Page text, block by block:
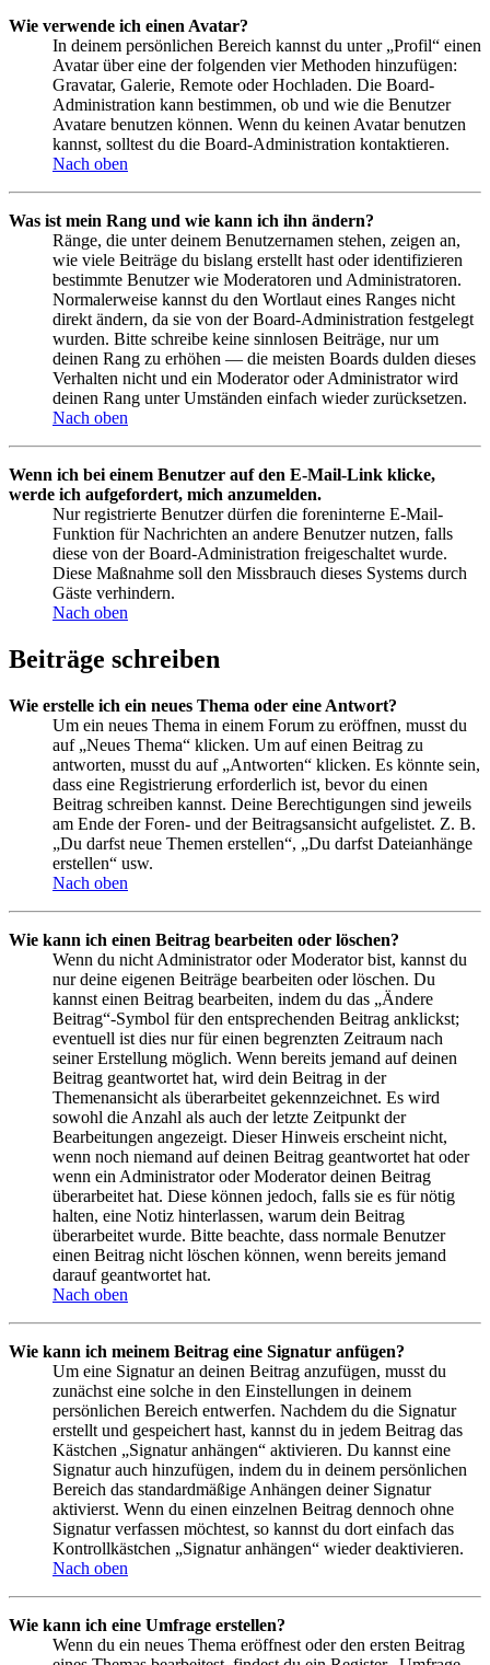
Wie verwende ich einen Avatar?
In deinem persönlichen Bereich kannst du unter „Profil“ einen
Avatar über eine der folgenden vier Methoden hinzufügen:
Gravatar, Galerie, Remote oder Hochladen. Die Board-
Administration kann bestimmen, ob und wie die Benutzer
Avatare benutzen können. Wenn du keinen Avatar benutzen
kannst, solltest du die Board-Administration kontaktieren.
Nach oben
Was ist mein Rang und wie kann ich ihn ändern?
Ränge, die unter deinem Benutzernamen stehen, zeigen an,
wie viele Beiträge du bislang erstellt hast oder identifizieren
bestimmte Benutzer wie Moderatoren und Administratoren.
Normalerweise kannst du den Wortlaut eines Ranges nicht
direkt ändern, da sie von der Board-Administration festgelegt
wurden. Bitte schreibe keine sinnlosen Beiträge, nur um
deinen Rang zu erhöhen — die meisten Boards dulden dieses
Verhalten nicht und ein Moderator oder Administrator wird
deinen Rang unter Umständen einfach wieder zurücksetzen.
Nach oben
Wenn ich bei einem Benutzer auf den E-Mail-Link klicke,
werde ich aufgefordert, mich anzumelden.
Nur registrierte Benutzer dürfen die foreninterne E-Mail-
Funktion für Nachrichten an andere Benutzer nutzen, falls
diese von der Board-Administration freigeschaltet wurde.
Diese Maßnahme soll den Missbrauch dieses Systems durch
Gäste verhindern.
Nach oben
Beiträge schreiben
Wie erstelle ich ein neues Thema oder eine Antwort?
Um ein neues Thema in einem Forum zu eröffnen, musst du
auf „Neues Thema“ klicken. Um auf einen Beitrag zu
antworten, musst du auf „Antworten“ klicken. Es könnte sein,
dass eine Registrierung erforderlich ist, bevor du einen
Beitrag schreiben kannst. Deine Berechtigungen sind jeweils
am Ende der Foren- und der Beitragsansicht aufgelistet. Z. B.
„Du darfst neue Themen erstellen“, „Du darfst Dateianhänge
erstellen“ usw.
Nach oben
Wie kann ich einen Beitrag bearbeiten oder löschen?
Wenn du nicht Administrator oder Moderator bist, kannst du
nur deine eigenen Beiträge bearbeiten oder löschen. Du
kannst einen Beitrag bearbeiten, indem du das „Ändere
Beitrag“-Symbol für den entsprechenden Beitrag anklickst;
eventuell ist dies nur für einen begrenzten Zeitraum nach
seiner Erstellung möglich. Wenn bereits jemand auf deinen
Beitrag geantwortet hat, wird dein Beitrag in der
Themenansicht als überarbeitet gekennzeichnet. Es wird
sowohl die Anzahl als auch der letzte Zeitpunkt der
Bearbeitungen angezeigt. Dieser Hinweis erscheint nicht,
wenn noch niemand auf deinen Beitrag geantwortet hat oder
wenn ein Administrator oder Moderator deinen Beitrag
überarbeitet hat. Diese können jedoch, falls sie es für nötig
halten, eine Notiz hinterlassen, warum dein Beitrag
überarbeitet wurde. Bitte beachte, dass normale Benutzer
einen Beitrag nicht löschen können, wenn bereits jemand
darauf geantwortet hat.
Nach oben
Wie kann ich meinem Beitrag eine Signatur anfügen?
Um eine Signatur an deinen Beitrag anzufügen, musst du
zunächst eine solche in den Einstellungen in deinem
persönlichen Bereich entwerfen. Nachdem du die Signatur
erstellt und gespeichert hast, kannst du in jedem Beitrag das
Kästchen „Signatur anhängen“ aktivieren. Du kannst eine
Signatur auch hinzufügen, indem du in deinem persönlichen
Bereich das standardmäßige Anhängen deiner Signatur
aktivierst. Wenn du einen einzelnen Beitrag dennoch ohne
Signatur verfassen möchtest, so kannst du dort einfach das
Kontrollkästchen „Signatur anhängen“ wieder deaktivieren.
Nach oben
Wie kann ich eine Umfrage erstellen?
Wenn du ein neues Thema eröffnest oder den ersten Beitrag